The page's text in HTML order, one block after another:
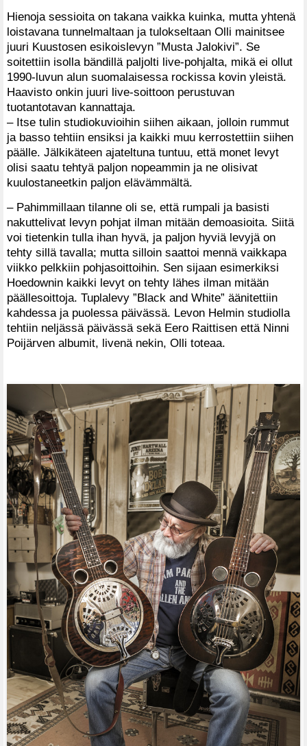
Hienoja sessioita on takana vaikka kuinka, mutta yhtenä
loistavana tunnelmaltaan ja tulokseltaan Olli mainitsee
juuri Kuustosen esikoislevyn ”Musta Jalokivi”. Se
soitettiin isolla bändillä paljolti live-pohjalta, mikä ei ollut
1990-luvun alun suomalaisessa rockissa kovin yleistä.
Haavisto onkin juuri live-soittoon perustuvan
tuotantotavan kannattaja.
– Itse tulin studiokuvioihin siihen aikaan, jolloin rummut
ja basso tehtiin ensiksi ja kaikki muu kerrostettiin siihen
päälle. Jälkikäteen ajateltuna tuntuu, että monet levyt
olisi saatu tehtyä paljon nopeammin ja ne olisivat
kuulostaneetkin paljon elävämmältä.
– Pahimmillaan tilanne oli se, että rumpali ja basisti
nakuttelivat levyn pohjat ilman mitään demoasioita. Siitä
voi tietenkin tulla ihan hyvä, ja paljon hyviä levyjä on
tehty sillä tavalla; mutta silloin saattoi mennä vaikkapa
viikko pelkkiin pohjasoittoihin. Sen sijaan esimerkiksi
Hoedownin kaikki levyt on tehty lähes ilman mitään
päällesoittoja. Tuplalevy ”Black and White” äänitettiin
kahdessa ja puolessa päivässä. Levon Helmin studiolla
tehtiin neljässä päivässä sekä Eero Raittisen että Ninni
Poijärven albumit, livenä nekin, Olli toteaa.